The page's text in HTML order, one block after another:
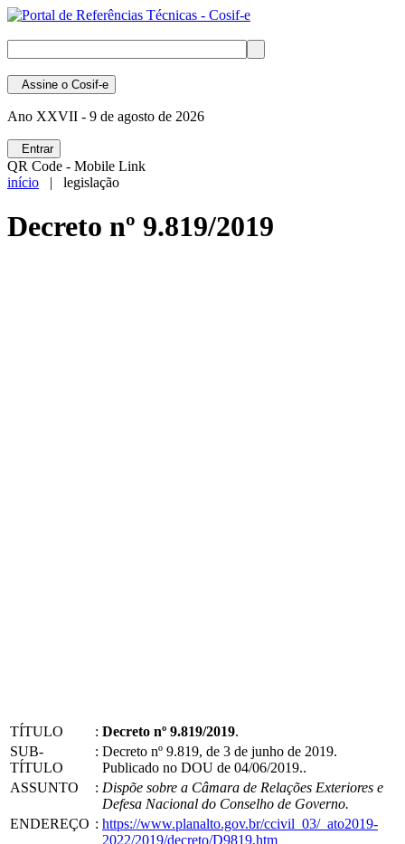
Assine o Cosif-e
Ano XXVII - 9 de agosto de 2026
Entrar
QR Code - Mobile Link
início | legislação
Decreto nº 9.819/2019
TÍTULO : Decreto nº 9.819/2019.
SUB-
TÍTULO
: Decreto nº 9.819, de 3 de junho de 2019.
Publicado no DOU de 04/06/2019..
ASSUNTO
: Dispõe sobre a Câmara de Relações Exteriores e
Defesa Nacional do Conselho de Governo.
ENDEREÇO : https://www.planalto.gov.br/ccivil_03/_ato2019-
2022/2019/decreto/D9819.htm